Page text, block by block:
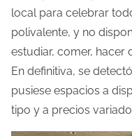
t
r
a
d
a
local para celebrar
polivalente, y no
estudiar, comer, hacer
En definitiva, se
pusiese espacios a
tipo y a precios